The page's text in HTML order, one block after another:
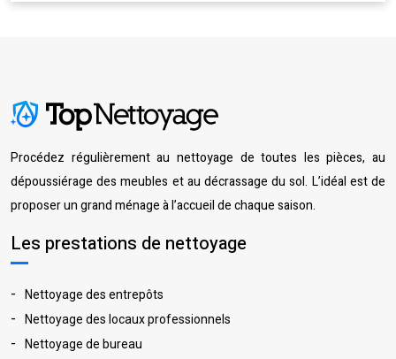
Procédez régulièrement au nettoyage de toutes les pièces, au
dépoussiérage des meubles et au décrassage du sol. L’idéal est de
proposer un grand ménage à l’accueil de chaque saison.
Les prestations de nettoyage
Nettoyage des entrepôts
Nettoyage des locaux professionnels
Nettoyage de bureau